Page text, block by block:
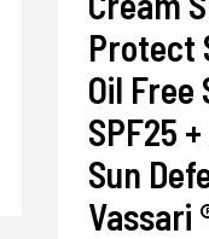
Protect
Oil Free
SPF25
Sun
Vassari